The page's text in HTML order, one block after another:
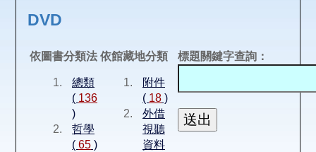
圖書互借
線上報名
申請表單
DVD
依圖書分類法
總類
( 136
)
哲學
( 65)
依館藏地分類
附件
( 18)
外借
視聽
資料
標題關鍵字查詢：